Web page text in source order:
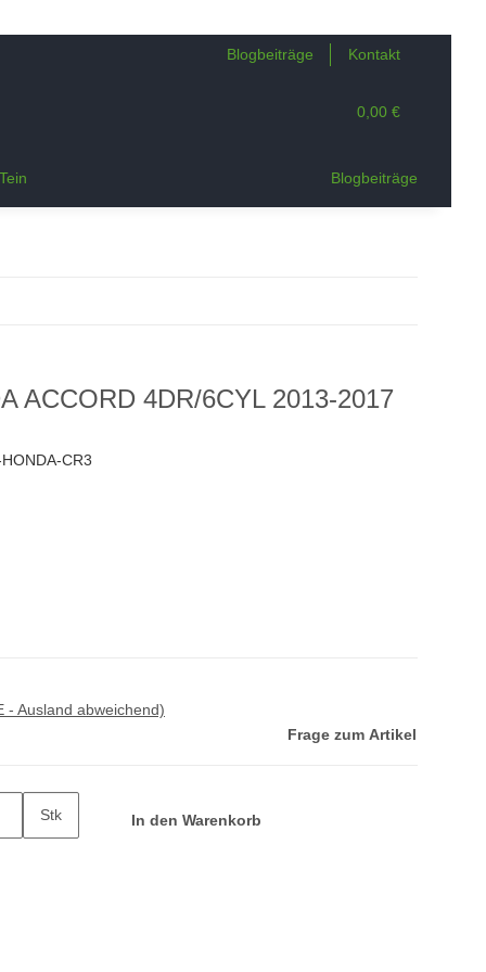
Blogbeiträge Kontakt
0,00 €
Blogbeiträge
ACCORD 4DR/6CYL 2013-2017
CR3
- Ausland abweichend)
Frage zum Artikel
Stk In den Warenkorb